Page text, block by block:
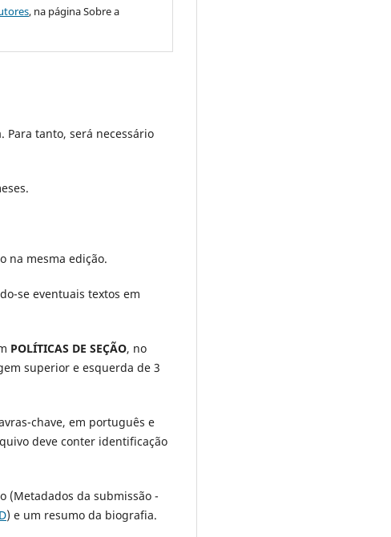
, na página Sobre a
Para tanto, será necessário
na mesma edição.
se eventuais textos em
POLÍTICAS DE SEÇÃO, no
superior e esquerda de 3
chave, em português e
deve conter identificação
(Metadados da submissão -
) e um resumo da biografia.